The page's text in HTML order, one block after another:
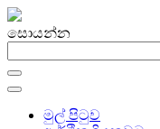
සොයන්න
මුල් පිටුව